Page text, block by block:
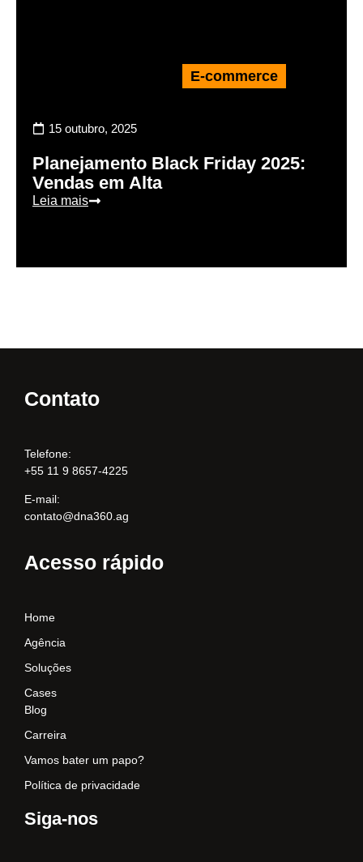
E-commerce
15 outubro, 2025
Planejamento Black Friday 2025:
Vendas em Alta
Leia mais
Contato
Telefone:
+55 11 9 8657-4225
E-mail:
contato@dna360.ag
Acesso rápido
Home
Agência
Soluções
Cases
Blog
Carreira
Vamos bater um papo?
Política de privacidade
Siga-nos